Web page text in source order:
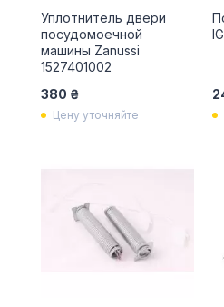
Уплотнитель двери
посудомоечной
машины Zanussi
1527401002
380 ₴
Цену уточняйте